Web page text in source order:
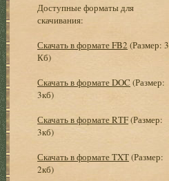
Доступные форматы для
скачивания:
Скачать в формате FB2 (Размер: 3
Кб)
Скачать в формате DOC (Размер:
3кб)
Скачать в формате RTF(Размер:
3кб)
Скачать в формате TXT(Размер:
2кб)